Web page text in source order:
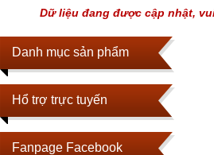
Danh mục sản phẩm
Hổ trợ trực tuyến
Fanpage Facebook
Dữ liệu đang được cập nhật,